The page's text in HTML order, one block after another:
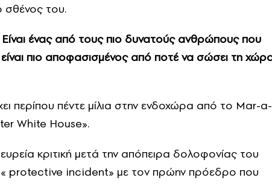
σθένος του.
ένας από τους πιο δυνατούς ανθρώπους που
είναι πιο αποφασισμένος από ποτέ να σώσει τη
περίπου πέντε μίλια στην ενδοχώρα από το Mar-a-
White House».
κριτική μετά την απόπειρα δολοφονίας του
« protective incident» με τον πρώην πρόεδρο που